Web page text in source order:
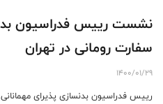
نشست رییس فدراسیون
سفارت رومانی در تهران
1400/01/29
رییس فدراسیون بدنسازی پذیرای